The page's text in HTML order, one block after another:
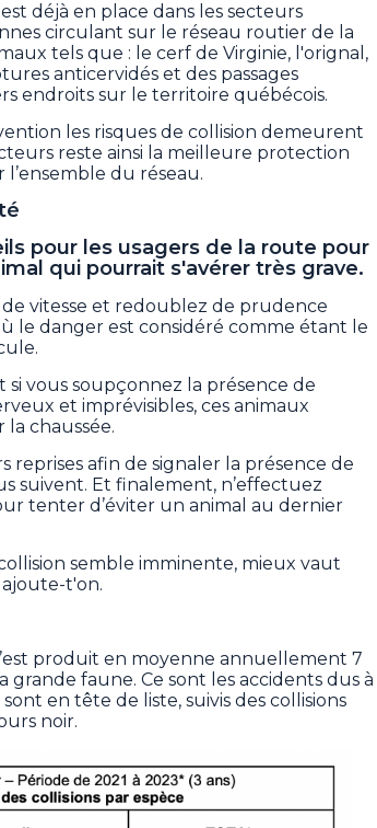
déjà en place dans les secteurs
circulant sur le réseau routier de la
tels que : le cerf de Virginie, l'orignal,
anticervidés et des passages
endroits sur le territoire québécois.
les risques de collision demeurent
reste ainsi la meilleure protection
l’ensemble du réseau.
pour les usagers de la route pour
qui pourrait s'avérer très grave.
vitesse et redoublez de prudence
le danger est considéré comme étant le
si vous soupçonnez la présence de
et imprévisibles, ces animaux
chaussée.
reprises afin de signaler la présence de
suivent. Et finalement, n’effectuez
tenter d’éviter un animal au dernier
semble imminente, mieux vaut
t'on.
produit en moyenne annuellement 7
faune. Ce sont les accidents dus à
en tête de liste, suivis des collisions
noir.